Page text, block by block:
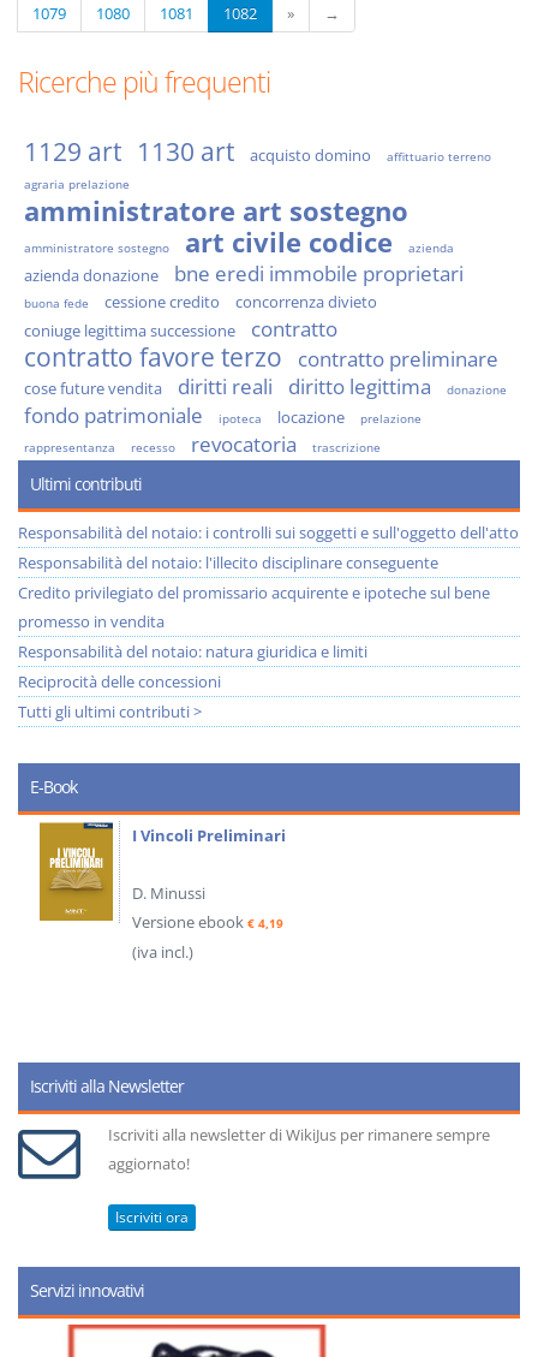
1079
1080 1081 1082 » →
Ricerche più frequenti
1129 art 1130 art acquisto domino
affittuario terreno
agraria prelazione
amministratore art sostegno
amministratore sostegno art civile codice azienda
azienda donazione bne eredi immobile proprietari
buona fede cessione credito
concorrenza divieto
coniuge legittima successione
contratto
contratto favore terzo contratto preliminare
cose future vendita diritti reali diritto legittima donazione
fondo patrimoniale ipoteca locazione
prelazione
rappresentanza
recesso revocatoria trascrizione
Ultimi contributi
Responsabilità del notaio: i controlli sui soggetti e sull'oggetto dell'atto
Responsabilità del notaio: l'illecito disciplinare conseguente
Credito privilegiato del promissario acquirente e ipoteche sul bene
promesso in vendita
Responsabilità del notaio: natura giuridica e limiti
Reciprocità delle concessioni
Tutti gli ultimi contributi >
E-Book
I Vincoli Preliminari
D. Minussi
Versione ebook € 4,19
(iva incl.)
Iscriviti alla Newsletter
Iscriviti alla newsletter di WikiJus per rimanere sempre
aggiornato!
Iscriviti ora
Servizi innovativi